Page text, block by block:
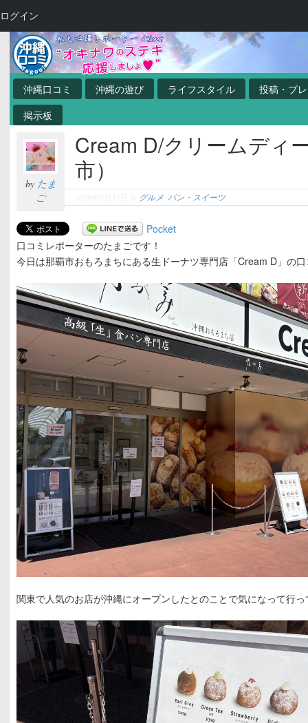
沖縄口コミ 沖縄の遊び ライフスタイル
投稿・プ
掲示板
by たま
ご
Cream D/クリームディ
市）
グルメ パン・スイーツ
Pocket
口コミレポーターのたまごです！
今日は那覇市おもろまちにある生ドーナツ専門店「Cream D」の
関東で人気のお店が沖縄にオープンしたとのことで気になって行
ログイン